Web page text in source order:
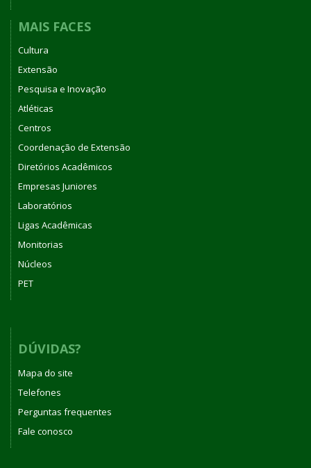
MAIS FACES
Cultura
Extensão
Pesquisa e Inovação
Atléticas
Centros
Coordenação de Extensão
Diretórios Acadêmicos
Empresas Juniores
Laboratórios
Ligas Acadêmicas
Monitorias
Núcleos
PET
DÚVIDAS?
Mapa do site
Telefones
Perguntas frequentes
Fale conosco